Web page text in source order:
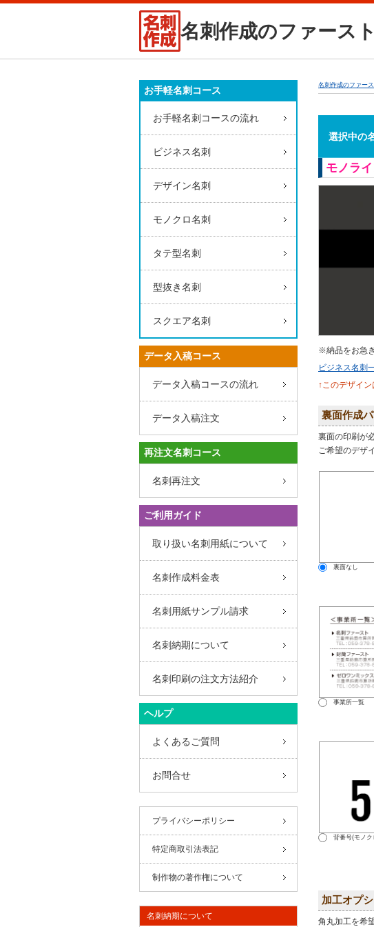
名刺作成のファースト
名刺作成のファー
選択中の
モノラ
※納品をお急
ビジネス名刺
↑このデザイ
裏面作成
裏面の印刷が
ご希望のデザ
裏面なし
事業所一覧
背番号(モノク
加工オプ
角丸加工を希
お手軽名刺コース
お手軽名刺コースの流れ
ビジネス名刺
デザイン名刺
モノクロ名刺
タテ型名刺
型抜き名刺
スクエア名刺
データ入稿コース
データ入稿コースの流れ
データ入稿注文
再注文名刺コース
名刺再注文
ご利用ガイド
取り扱い名刺用紙について
名刺作成料金表
名刺用紙サンプル請求
名刺納期について
名刺印刷の注文方法紹介
ヘルプ
よくあるご質問
お問合せ
プライバシーポリシー
特定商取引法表記
制作物の著作権について
名刺納期について